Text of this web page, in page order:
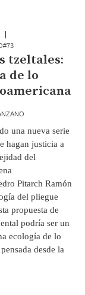
tzeltales:
de lo
una nueva serie
hagan justicia a
del
Pitarch Ramón
del pliegue
propuesta de
podría ser un
ecología de lo
desde la